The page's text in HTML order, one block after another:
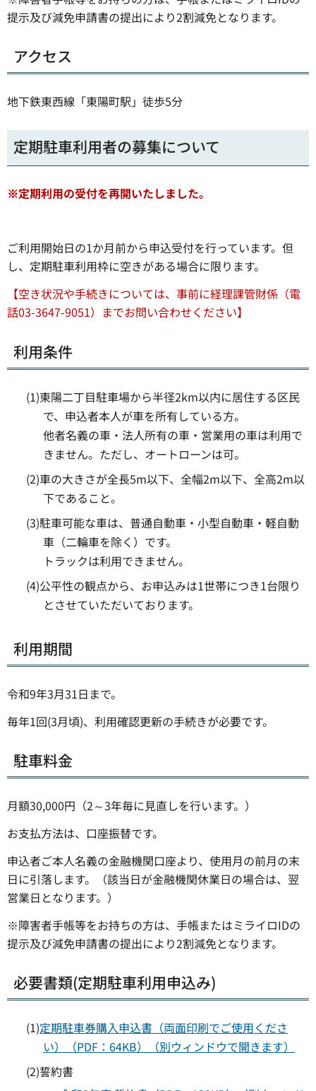
提示及び減免申請書の提出により2割減免となります。
アクセス
地下鉄東西線「東陽町駅」徒歩5分
定期駐車利用者の募集について
※定期利用の受付を再開いたしました。
ご利用開始日の1か月前から申込受付を行っています。但
し、定期駐車利用枠に空きがある場合に限ります。
【空き状況や手続きについては、事前に経理課管財係（電
話03-3647-9051） までお問い合わせください】
利用条件
(1)東陽二丁目駐車場から半径2km以内に居住する区民
で、申込者本人が車を所有している方。
他者名義の車・法人所有の車・営業用の車は利用で
きません。ただし、オートローンは可。
(2)車の大きさが全長5m以下、全幅2m以下、全高2m以
下であること。
(3)駐車可能な車は、普通自動車・小型自動車・軽自動
車（二輪車を除く）です。
トラックは利用できません。
(4)公平性の観点から、お申込みは1世帯につき1台限り
とさせていただいております。
利用期間
令和9年3月31日まで。
毎年1回(3月頃)、利用確認更新の手続きが必要です。
駐車料金
月額30,000円（2～3年毎に見直しを行います。）
お支払方法は、口座振替です。
申込者ご本人名義の金融機関口座より、使用月の前月の末
日に引落します。（該当日が金融機関休業日の場合は、翌
営業日となります。）
※障害者手帳等をお持ちの方は、手帳またはミライロIDの
提示及び減免申請書の提出により2割減免となります。
必要書類(定期駐車利用申込み)
(1)定期駐車券購入申込書（両面印刷でご使用くださ
い）（PDF：64KB）（別ウィンドウで開きます）
(2)誓約書